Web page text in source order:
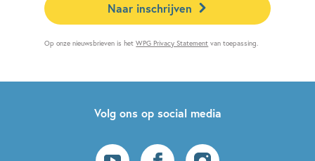
Naar inschrijven
Op onze nieuwsbrieven is hetWPG Privacy Statement van toepassing.
Volg ons op social media